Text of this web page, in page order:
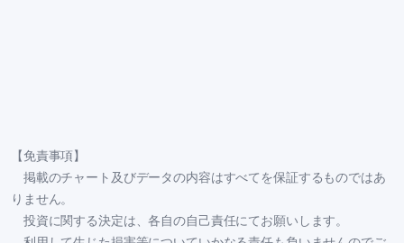
【免責事項】
掲載のチャート及びデータの内容はすべてを保証するものではあ
りません。
投資に関する決定は、各自の自己責任にてお願いします。